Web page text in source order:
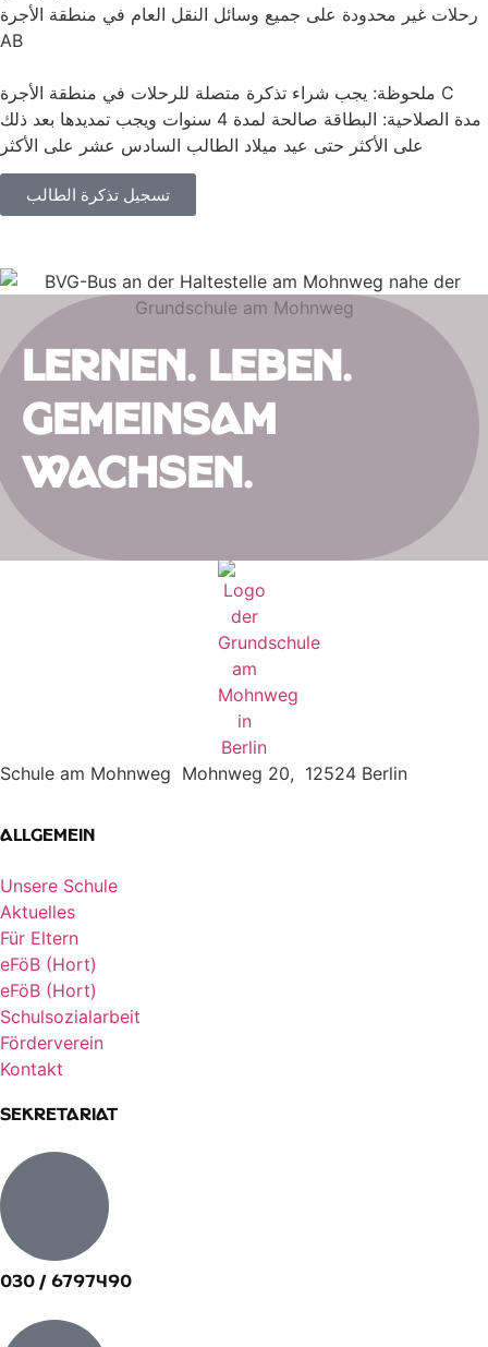
رحلات غير محدودة على جميع وسائل النقل العام في منطقة الأجرة
AB
ملحوظة: يجب شراء تذكرة متصلة للرحلات في منطقة الأجرة C
مدة الصلاحية: البطاقة صالحة لمدة 4 سنوات ويجب تمديدها بعد ذلك
على الأكثر حتى عيد ميلاد الطالب السادس عشر على الأكثر
تسجيل تذكرة الطالب
Lernen. Leben.
Gemeinsam
wachsen.
Schule am Mohnweg Mohnweg 20, 12524 Berlin
Allgemein
Unsere Schule
Aktuelles
Für Eltern
eFöB (Hort)
eFöB (Hort)
Schulsozialarbeit
Förderverein
Kontakt
Sekretariat
030 / 6797490